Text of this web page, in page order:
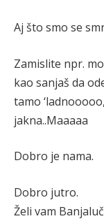
Aj što smo se
Zamislite npr.
kao sanjaš da
tamo
jakna..Maaaaa
Dobro je nama.
Dobro jutro.
Želi vam